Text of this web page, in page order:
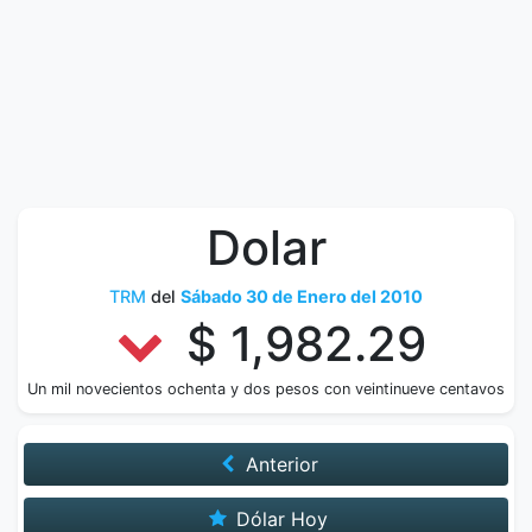
Dolar
TRM del Sábado 30 de Enero del 2010
$ 1,982.29
Un mil novecientos ochenta y dos pesos con veintinueve centavos
Anterior
Dólar Hoy